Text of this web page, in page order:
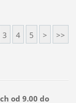
3 4 5 > >>
od 9.00 do